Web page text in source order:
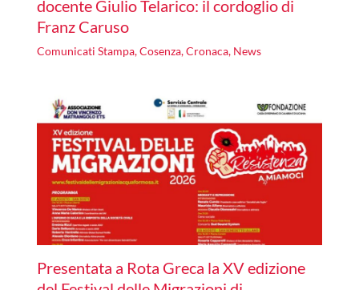
docente Giulio Telarico: il cordoglio di
Franz Caruso
Comunicati Stampa,Cosenza,Cronaca, News
Presentata a Rota Greca la XV edizione